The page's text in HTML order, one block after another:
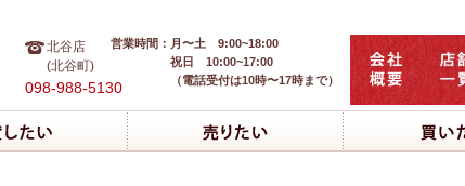
北谷店
(北谷町)
098-988-5130
営業時間： 月〜土 9:00~18:00
祝日 10:00~17:00
（電話受付は10時〜17時まで）